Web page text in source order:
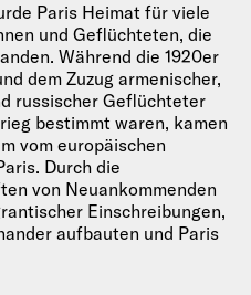
Paris Heimat für viele
und Geflüchteten, die
Während die 1920er
dem Zuzug armenischer,
russischer Geflüchteter
bestimmt waren, kamen
vom europäischen
Durch die
von Neuankommenden
Einschreibungen,
aufbauten und Paris